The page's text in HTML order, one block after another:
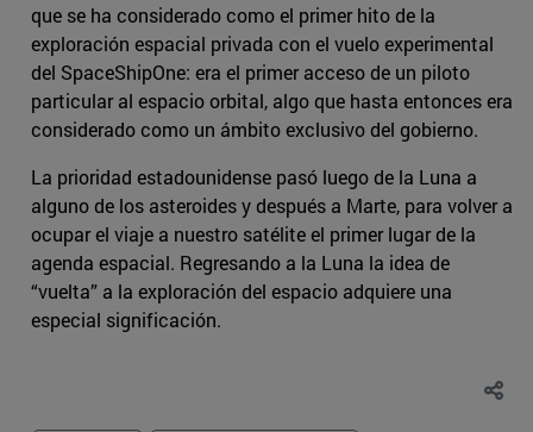
que se ha considerado como el primer hito de la
exploración espacial privada con el vuelo experimental
del SpaceShipOne: era el primer acceso de un piloto
particular al espacio orbital, algo que hasta entonces era
considerado como un ámbito exclusivo del gobierno.
La prioridad estadounidense pasó luego de la Luna a
alguno de los asteroides y después a Marte, para volver a
ocupar el viaje a nuestro satélite el primer lugar de la
agenda espacial. Regresando a la Luna la idea de
“vuelta” a la exploración del espacio adquiere una
especial significación.